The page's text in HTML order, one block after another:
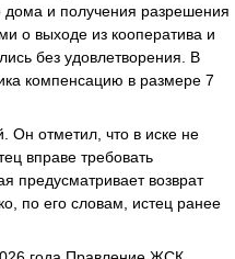
дома и получения разрешения
о выходе из кооператива и
без удовлетворения. В
компенсацию в размере 7
Он отметил, что в иске не
вправе требовать
предусматривает возврат
по его словам, истец ранее